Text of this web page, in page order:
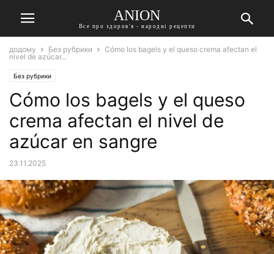
ANION
Все про здоров'я - народні рецепти
додому Без рубрики
Cómo los bagels y el queso crema afectan el
nivel de azúcar...
Без рубрики
Cómo los bagels y el queso
crema afectan el nivel de
azúcar en sangre
23.11.2025